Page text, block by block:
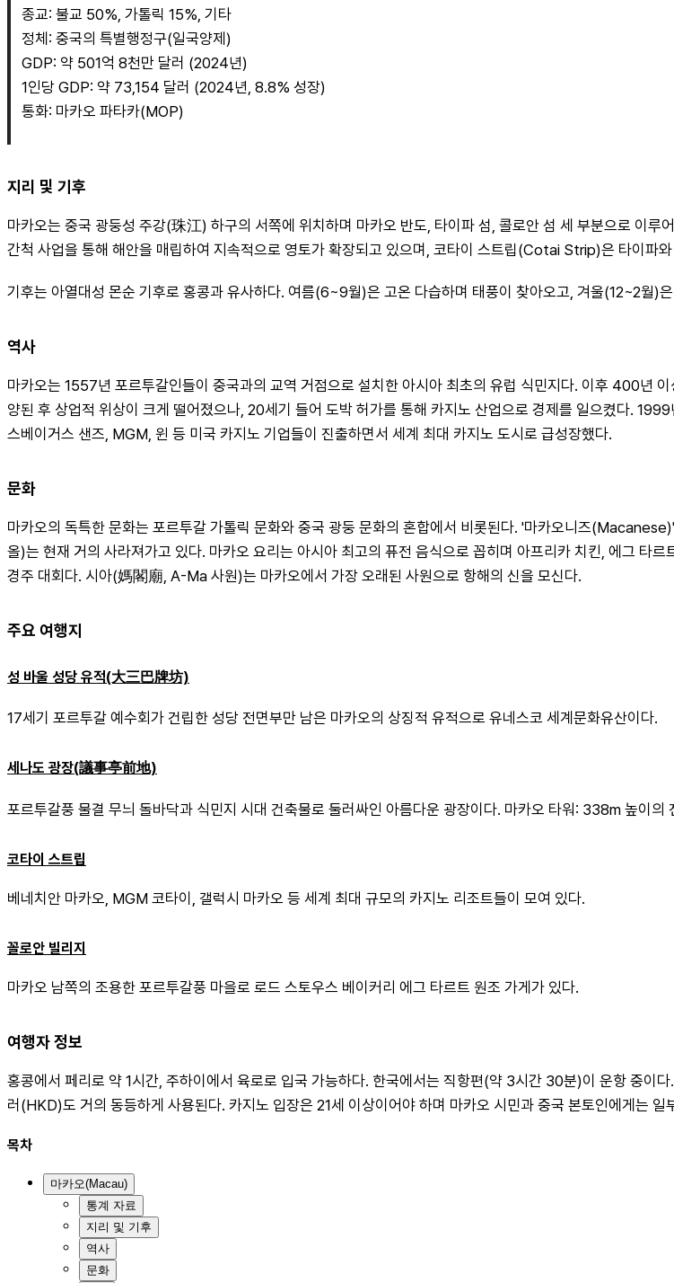
종교: 불교 50%, 가톨릭 15%, 기타
정체: 중국의 특별행정구(일국양제)
GDP: 약 501억 8천만 달러 (2024년)
1인당 GDP: 약 73,154 달러 (2024년, 8.8% 성장)
통화: 마카오 파타카(MOP)
지리 및 기후
마카오는 중국 광둥성 주강(珠江) 하구의 서쪽에 위치하며 마카오 반도, 타이파 섬, 콜로안 섬 세 부분으로 이
간척 사업을 통해 해안을 매립하여 지속적으로 영토가 확장되고 있으며, 코타이 스트립(Cotai Strip)은 타이파
기후는 아열대성 몬순 기후로 홍콩과 유사하다. 여름(6~9월)은 고온 다습하며 태풍이 찾아오고, 겨울(12~2월)
역사
마카오는 1557년 포르투갈인들이 중국과의 교역 거점으로 설치한 아시아 최초의 유럽 식민지다. 이후 400년
양된 후 상업적 위상이 크게 떨어졌으나, 20세기 들어 도박 허가를 통해 카지노 산업으로 경제를 일으켰다.
스베이거스 샌즈, MGM, 윈 등 미국 카지노 기업들이 진출하면서 세계 최대 카지노 도시로 급성장했다.
문화
마카오의 독특한 문화는 포르투갈 가톨릭 문화와 중국 광둥 문화의 혼합에서 비롯된다. '마카오니즈
올)는 현재 거의 사라져가고 있다. 마카오 요리는 아시아 최고의 퓨전 음식으로 꼽히며 아프리카 치킨, 에그 타
경주 대회다. 시아(媽閣廟, A-Ma 사원)는 마카오에서 가장 오래된 사원으로 항해의 신을 모신다.
주요 여행지
성 바울 성당 유적(大三巴牌坊)
17세기 포르투갈 예수회가 건립한 성당 전면부만 남은 마카오의 상징적 유적으로 유네스코 세계문화유산이다.
세나도 광장(議事亭前地)
포르투갈풍 물결 무늬 돌바닥과 식민지 시대 건축물로 둘러싸인 아름다운 광장이다. 마카오 타워: 338m 높이
코타이 스트립
베네치안 마카오, MGM 코타이, 갤럭시 마카오 등 세계 최대 규모의 카지노 리조트들이 모여 있다.
꼴로안 빌리지
마카오 남쪽의 조용한 포르투갈풍 마을로 로드 스토우스 베이커리 에그 타르트 원조 가게가 있다.
여행자 정보
홍콩에서 페리로 약 1시간, 주하이에서 육로로 입국 가능하다. 한국에서는 직항편(약 3시간 30분)이 운항 중
러(HKD)도 거의 동등하게 사용된다. 카지노 입장은 21세 이상이어야 하며 마카오 시민과 중국 본토인에게는
목차
마카오(Macau)
통계 자료
지리 및 기후
역사
문화